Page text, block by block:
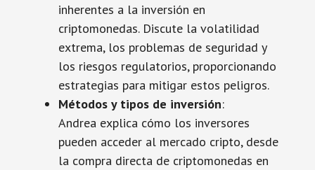
inherentes a la inversión en
criptomonedas. Discute la volatilidad
extrema, los problemas de seguridad y
los riesgos regulatorios, proporcionando
estrategias para mitigar estos peligros.
Métodos y tipos de inversión:
Andrea explica cómo los inversores
pueden acceder al mercado cripto, desde
la compra directa de criptomonedas en